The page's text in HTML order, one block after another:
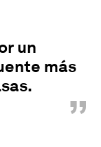
un
más
”